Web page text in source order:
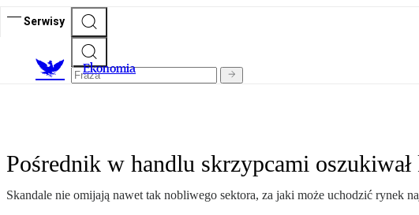
Serwisy
Ekonomia
Pośrednik w handlu skrzypcami
Skandale nie omijają nawet tak nobliwego sektora, za jaki może uchodzić rynek